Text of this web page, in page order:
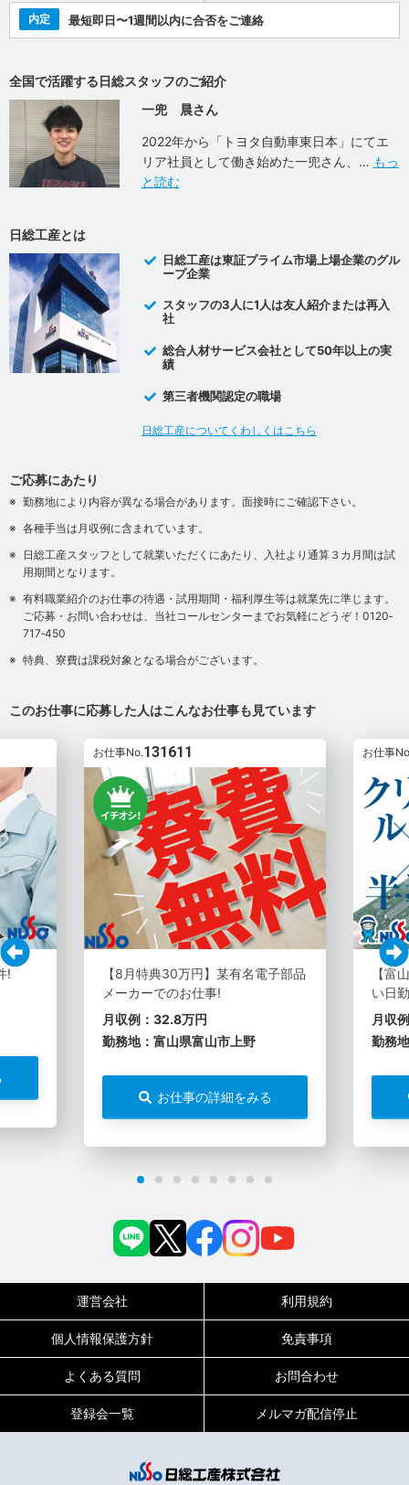
0120-717-450
平日9:00～19:00（土日祝は18:00まで）
内定 最短即日〜1週間以内に合否をご連絡
全国で活躍する日総スタッフのご紹介
一兜 晨さん
2022年から「トヨタ自動車東日本」にてエ
リア社員として働き始めた一兜さん、
もっ
と読む
日総工産とは
日総工産は東証プライム市場上場企業のグル
ープ企業
スタッフの3人に1人は友人紹介または再入
社
総合人材サービス会社として50年以上の実
績
第三者機関認定の職場
日総工産についてくわしくはこちら
ご応募にあたり
勤務地により内容が異なる場合があります。面接時にご確認下さい。
各種手当は月収例に含まれています。
日総工産スタッフとして就業いただくにあたり、入社より通算３カ月間は試
用期間となります。
有料職業紹介のお仕事の待遇・試用期間・福利厚生等は就業先に準じます。
ご応募・お問い合わせは、当社コールセンターまでお気軽にどうぞ！0120‐
717‐450
特典、寮費は課税対象となる場合がございます。
このお仕事に応募した人はこんなお仕事も見ています
!
お仕事No.131611
【8月特典30万円】某有名電子部品
メーカーでのお仕事!
月収例：32.8万円
勤務地：富山県富山市上野
お仕事の詳細をみる
お仕事
【富
い日
月収
勤務
運営会社 利用規約
個人情報保護方針 免責事項
よくある質問 お問合わせ
登録会一覧 メルマガ配信停止